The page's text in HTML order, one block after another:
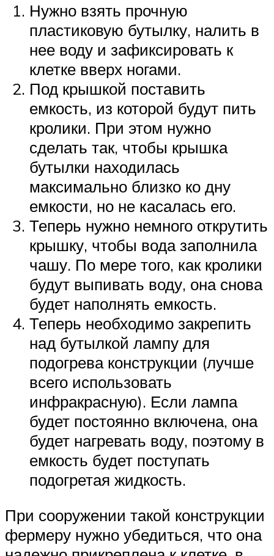
Нужно взять прочную
пластиковую бутылку, налить в
нее воду и зафиксировать к
клетке вверх ногами.
Под крышкой поставить
емкость, из которой будут пить
кролики. При этом нужно
сделать так, чтобы крышка
бутылки находилась
максимально близко ко дну
емкости, но не касалась его.
Теперь нужно немного открутить
крышку, чтобы вода заполнила
чашу. По мере того, как кролики
будут выпивать воду, она снова
будет наполнять емкость.
Теперь необходимо закрепить
над бутылкой лампу для
подогрева конструкции (лучше
всего использовать
инфракрасную). Если лампа
будет постоянно включена, она
будет нагревать воду, поэтому в
емкость будет поступать
подогретая жидкость.
При сооружении такой конструкции
фермеру нужно убедиться, что она